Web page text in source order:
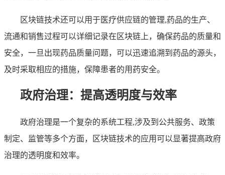
区块链技术还可以用于医疗供应链的管理,药品的生产、
流通和销售过程可以详细记录在区块链上，确保药品的质量和
安全，一旦出现药品质量问题，可以迅速追溯到药品的源头，
及时采取相应的措施，保障患者的用药安全。
政府治理：提高透明度与效率
政府治理是一个复杂的系统工程,涉及到公共服务、政策
制定、监管等多个方面，区块链技术的应用可以显著提高政府
治理的透明度和效率。